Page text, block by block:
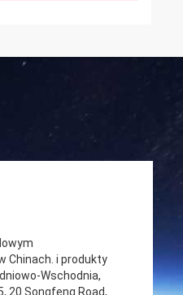
Chinach. i produkty
Wschodnia,
20 Songfeng Road,